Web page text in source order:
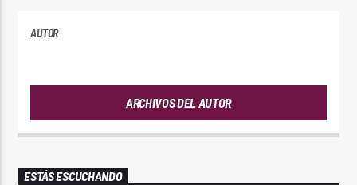
AUTOR
ARCHIVOS DEL AUTOR
ESTÁS ESCUCHANDO